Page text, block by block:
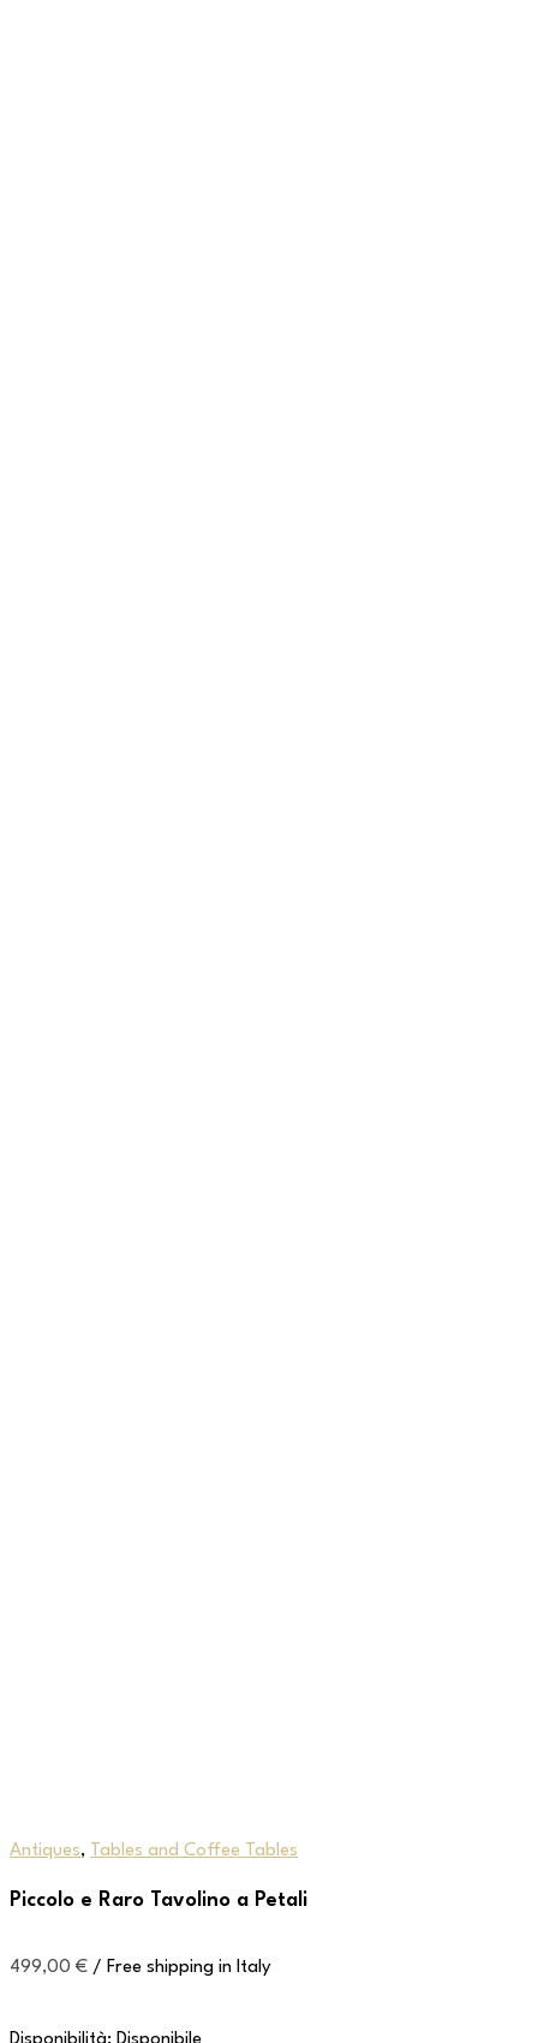
Antiques, Tables and Coffee Tables
Piccolo e Raro Tavolino a Petali
499,00 € / Free shipping in Italy